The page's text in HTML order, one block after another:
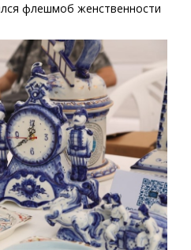
флешмоб женственности